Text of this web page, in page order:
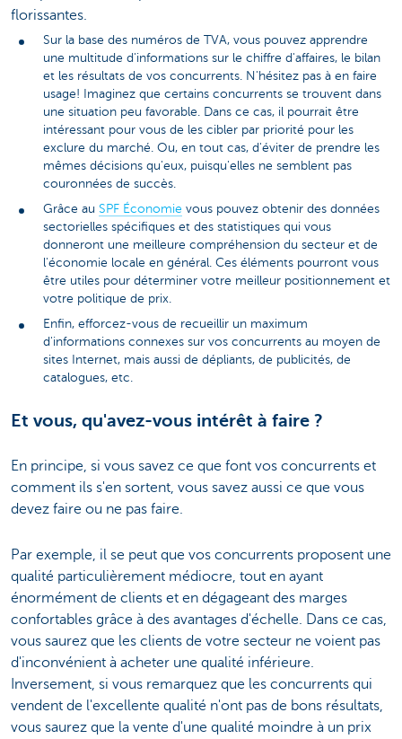
florissantes.
Sur la base des numéros de TVA, vous pouvez apprendre
une multitude d'informations sur le chiffre d'affaires, le bilan
et les résultats de vos concurrents. N'hésitez pas à en faire
usage! Imaginez que certains concurrents se trouvent dans
une situation peu favorable. Dans ce cas, il pourrait être
intéressant pour vous de les cibler par priorité pour les
exclure du marché. Ou, en tout cas, d'éviter de prendre les
mêmes décisions qu'eux, puisqu'elles ne semblent pas
couronnées de succès.
Grâce au SPF Économie vous pouvez obtenir des données
sectorielles spécifiques et des statistiques qui vous
donneront une meilleure compréhension du secteur et de
l'économie locale en général. Ces éléments pourront vous
être utiles pour déterminer votre meilleur positionnement et
votre politique de prix.
Enfin, efforcez-vous de recueillir un maximum
d'informations connexes sur vos concurrents au moyen de
sites Internet, mais aussi de dépliants, de publicités, de
catalogues, etc.
Et vous, qu'avez-vous intérêt à faire ?
En principe, si vous savez ce que font vos concurrents et
comment ils s'en sortent, vous savez aussi ce que vous
devez faire ou ne pas faire.
Par exemple, il se peut que vos concurrents proposent une
qualité particulièrement médiocre, tout en ayant
énormément de clients et en dégageant des marges
confortables grâce à des avantages d'échelle. Dans ce cas,
vous saurez que les clients de votre secteur ne voient pas
d'inconvénient à acheter une qualité inférieure.
Inversement, si vous remarquez que les concurrents qui
vendent de l'excellente qualité n'ont pas de bons résultats,
vous saurez que la vente d'une qualité moindre à un prix